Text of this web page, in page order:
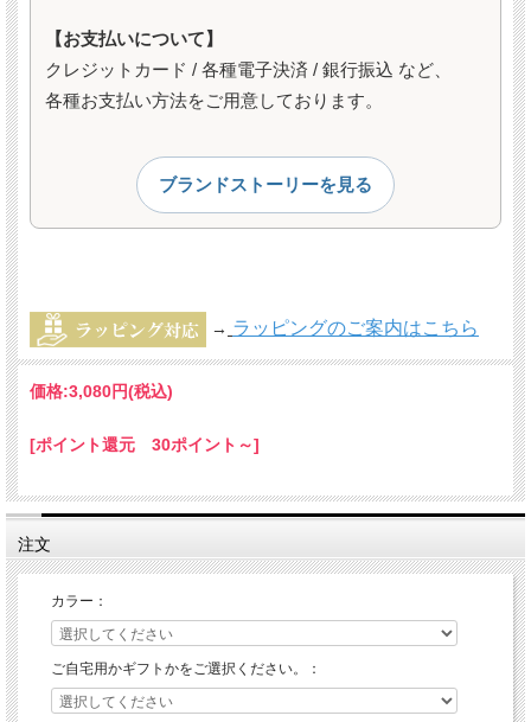
【お支払いについて】
クレジットカード / 各種電子決済 / 銀行振込 など、
各種お支払い方法をご用意しております。
ブランドストーリーを見る
→ ラッピングのご案内はこちら
価格:3,080円(税込)
[ポイント還元 30ポイント～]
注文
カラー：
ご自宅用かギフトかをご選択ください。：